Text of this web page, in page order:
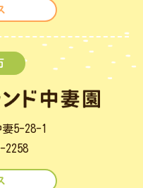
5-28-1
2258